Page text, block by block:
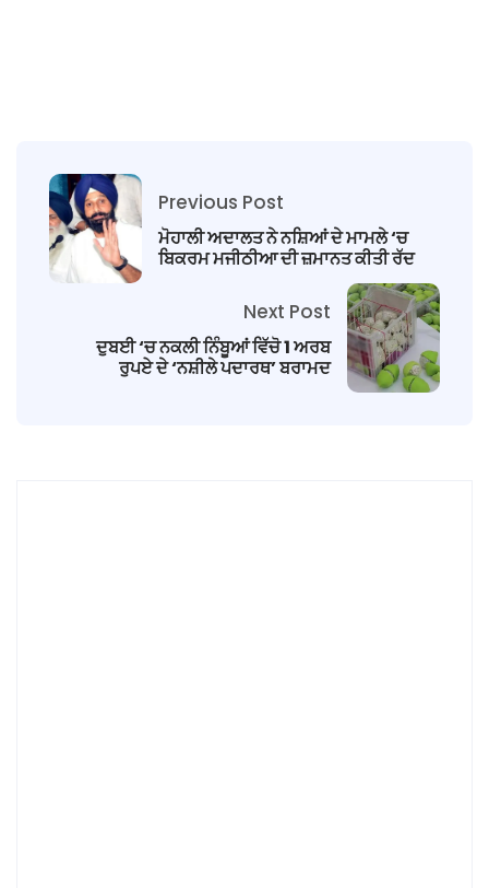
Previous Post
ਮੋਹਾਲੀ ਅਦਾਲਤ ਨੇ ਨਸ਼ਿਆਂ ਦੇ ਮਾਮਲੇ ‘ਚ
ਬਿਕਰਮ ਮਜੀਠੀਆ ਦੀ ਜ਼ਮਾਨਤ ਕੀਤੀ ਰੱਦ
Next Post
ਦੁਬਈ ‘ਚ ਨਕਲੀ ਨਿੰਬੂਆਂ ਵਿੱਚੋ 1 ਅਰਬ
ਰੁਪਏ ਦੇ ‘ਨਸ਼ੀਲੇ ਪਦਾਰਥ’ ਬਰਾਮਦ